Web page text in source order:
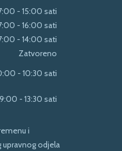
- 15:00 sati
- 16:00 sati
- 14:00 sati
Zatvoreno
- 10:30 sati
9:00 - 13:30 sati
i
odjela